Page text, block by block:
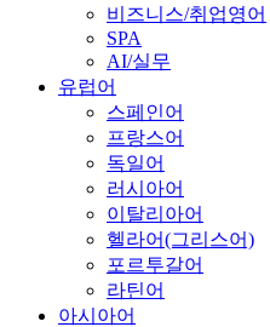
비즈니스/취업영어
SPA
AI/실무
유럽어
스페인어
프랑스어
독일어
러시아어
이탈리아어
헬라어(그리스어)
포르투갈어
라틴어
아시아어